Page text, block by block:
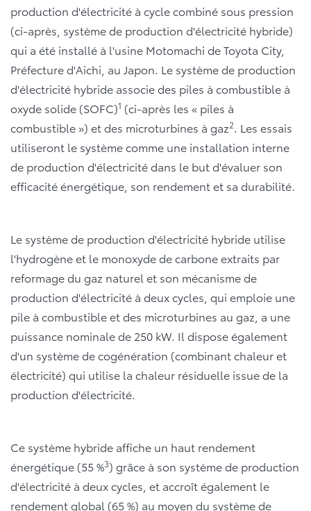
production d'électricité à cycle combiné sous pression
(ci-après, système de production d'électricité hybride)
qui a été installé à l'usine Motomachi de Toyota City,
Préfecture d'Aichi, au Japon. Le système de production
d'électricité hybride associe des piles à combustible à
oxyde solide (SOFC)1 (ci-après les « piles à
combustible ») et des microturbines à gaz2. Les essais
utiliseront le système comme une installation interne
de production d'électricité dans le but d'évaluer son
efficacité énergétique, son rendement et sa durabilité.
Le système de production d'électricité hybride utilise
l'hydrogène et le monoxyde de carbone extraits par
reformage du gaz naturel et son mécanisme de
production d'électricité à deux cycles, qui emploie une
pile à combustible et des microturbines au gaz, a une
puissance nominale de 250 kW. Il dispose également
d'un système de cogénération (combinant chaleur et
électricité) qui utilise la chaleur résiduelle issue de la
production d'électricité.
Ce système hybride affiche un haut rendement
énergétique (55 %3) grâce à son système de production
d'électricité à deux cycles, et accroît également le
rendement global (65 %) au moyen du système de